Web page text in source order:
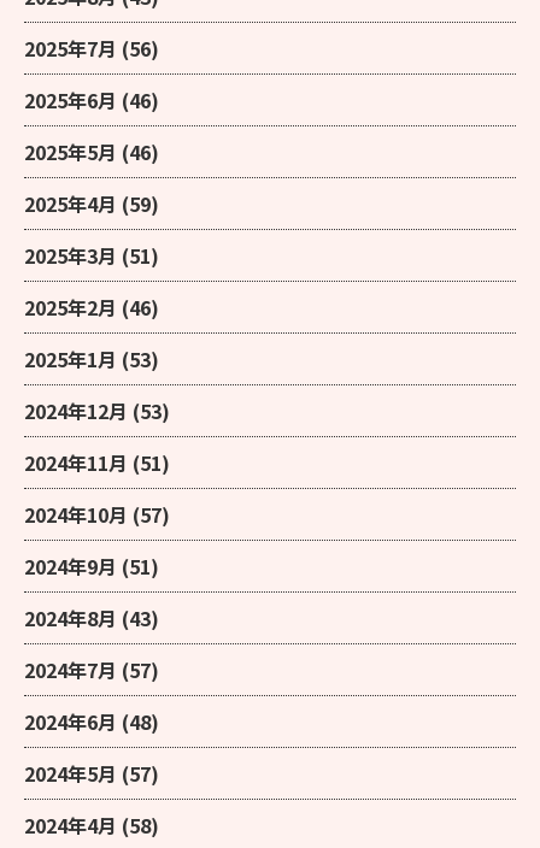
2025年7月 (56)
2025年6月 (46)
2025年5月 (46)
2025年4月 (59)
2025年3月 (51)
2025年2月 (46)
2025年1月 (53)
2024年12月 (53)
2024年11月 (51)
2024年10月 (57)
2024年9月 (51)
2024年8月 (43)
2024年7月 (57)
2024年6月 (48)
2024年5月 (57)
2024年4月 (58)